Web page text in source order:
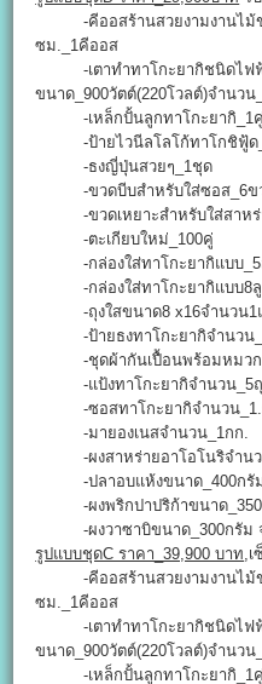
-คีออสร้านสวยงามงานไม้ขน
ซม._1คีออส
-เตาทำทาโกะยากิชนิดไฟ
ขนาด_900วัตต์(220โวลต์)จำนวน
-เหล็กปั้นลูกทาโกะยากิ_1คู่
-ป้ายไวนีลโลโก้ทาโกชิฟู้ด
-ธงญี่ปุ่นสวยๆ_1ชุด
-ขวดบีบสำหรับใส่ซอส_6ข
-ขวดเหยาะสำหรับใส่สาหร่
-ตะเกียบใหม่_100คู่
-กล่องใส่ทาโกะยากิแบบ_5ลู
-กล่องใส่ทาโกะยากิแบบ8ลู
-ถุงใสขนาด8 x16จำนวน1
-ป้ายธงทาโกะยากิจำนวน
-ชุดผ้ากันเปื้อนพร้อมหมวก
-แป้งทาโกะยากิจำนวน_5
-ซอสทาโกะยากิจำนวน
-มายองเนสจำนวน_1กก.
-ผงสาหร่ายอาโอโนริจำนว
-ปลาอบแห้งขนาด_400กรัม
-ผงพริกปาปริก้าขนาด_350
-ผงวาซาบิขนาด_300กรัม จ
รูปแบบชุดC ราคา_39,900 บาท,
-คีออสร้านสวยงามงานไม้ขน
ซม._1คีออส
-เตาทำทาโกะยากิชนิดไฟ
ขนาด_900วัตต์(220โวลต์)จำนวน
-เหล็กปั้นลูกทาโกะยากิ_1คู่